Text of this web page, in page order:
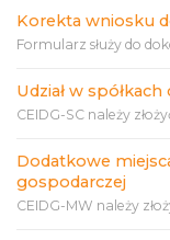
Korekta wniosku
Formularz służy do
Udział w
CEIDG-SC należy
Dodatkowe
gospodarczej
CEIDG-MW należy